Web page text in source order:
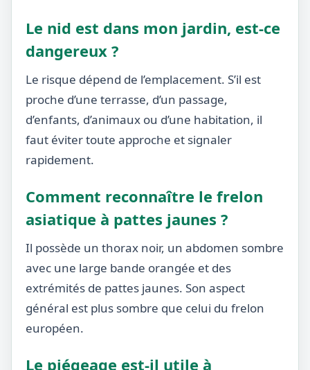
Le nid est dans mon jardin, est-ce
dangereux ?
Le risque dépend de l’emplacement. S’il est
proche d’une terrasse, d’un passage,
d’enfants, d’animaux ou d’une habitation, il
faut éviter toute approche et signaler
rapidement.
Comment reconnaître le frelon
asiatique à pattes jaunes ?
Il possède un thorax noir, un abdomen sombre
avec une large bande orangée et des
extrémités de pattes jaunes. Son aspect
général est plus sombre que celui du frelon
européen.
Le piégeage est-il utile à